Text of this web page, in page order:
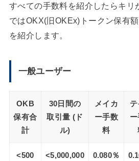
すべての手数料を紹介したらキリ
ではOKX(旧OKEx)トークン保有
を紹介します。
一般ユーザー
OKB
保有合
計
30日間の
取引量 (ド
ル)
メイカ
ー手数
料
<500 <5,000,000 0.080％